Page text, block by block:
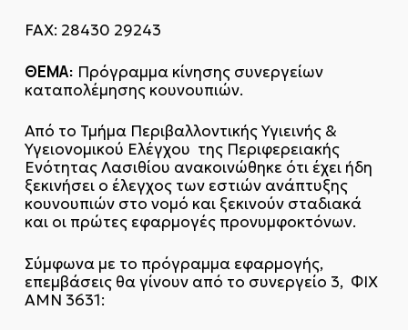
FAX: 28430 29243
ΘΕΜΑ: Πρόγραμμα κίνησης συνεργείων
καταπολέμησης κουνουπιών.
Από το Τμήμα Περιβαλλοντικής Υγιεινής &
Υγειονομικού Ελέγχου της Περιφερειακής
Ενότητας Λασιθίου ανακοινώθηκε ότι έχει ήδη
ξεκινήσει ο έλεγχος των εστιών ανάπτυξης
κουνουπιών στο νομό και ξεκινούν σταδιακά
και οι πρώτες εφαρμογές προνυμφοκτόνων.
Σύμφωνα με το πρόγραμμα εφαρμογής,
επεμβάσεις θα γίνουν από το συνεργείο 3, ΦΙΧ
ΑΜΝ 3631: